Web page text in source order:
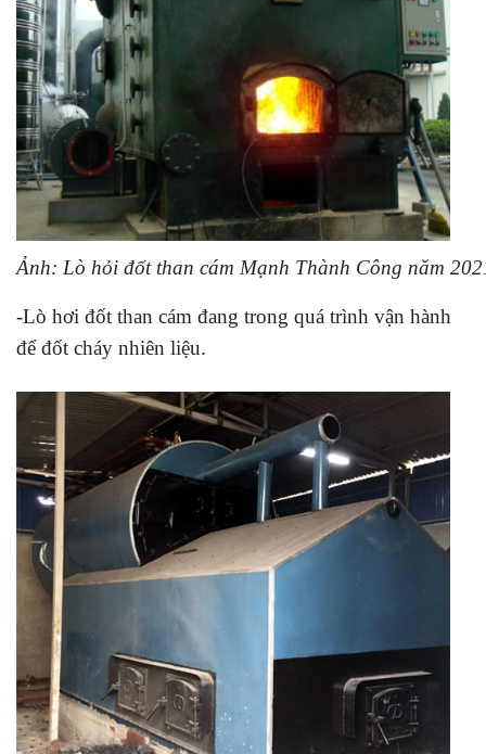
Ảnh: Lò hỏi đốt than cám Mạnh Thành Công năm
-Lò hơi đốt than cám đang trong quá trình vận hành
để đốt cháy nhiên liệu.